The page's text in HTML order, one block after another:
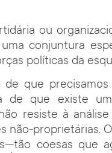
ou
conjuntura
políticas da
de que
de que existe
resiste à
não-proprietárias.
coesas que